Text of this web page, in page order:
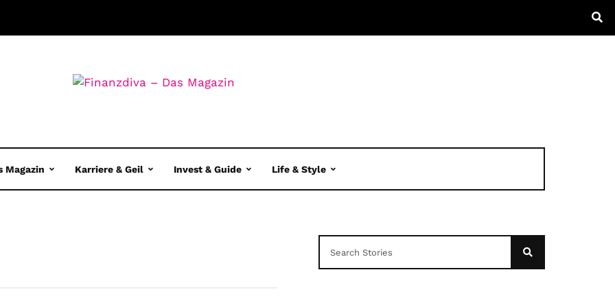
Magazin Karriere & Geil Invest & Guide Life & Style